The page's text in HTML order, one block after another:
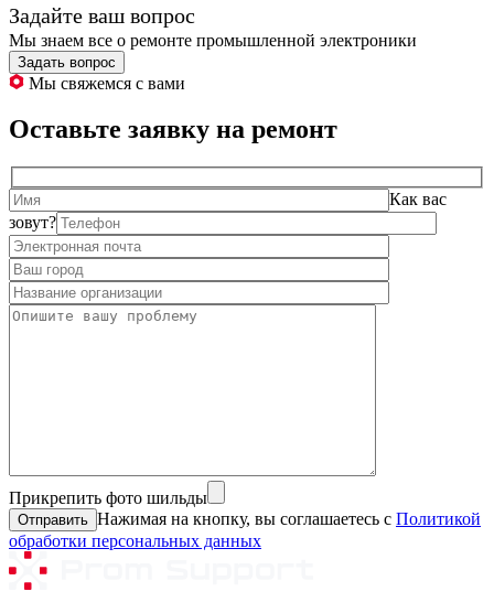
Задайте ваш вопрос
Мы знаем все о ремонте промышленной электроники
Задать вопрос
Мы свяжемся с вами
Оставьте заявку на ремонт
Как вас
зовут?
Прикрепить фото шильды
Нажимая на кнопку, вы соглашаетесь с Политикой
обработки персональных данных